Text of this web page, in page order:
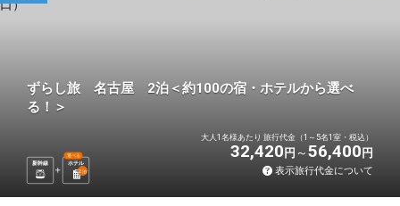
ずらし旅 名古屋 2泊＜約100の宿・ホテルから選べ
る！＞
新幹線 ホテル
選べる
2泊
大人1名様あたり 旅行代金（1～5名1室・税込）
32,420 円 56,400 円
表示旅行代金について